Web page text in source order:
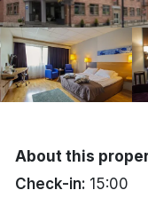
Oslo
Bergen
About this
Check-in: 15:00